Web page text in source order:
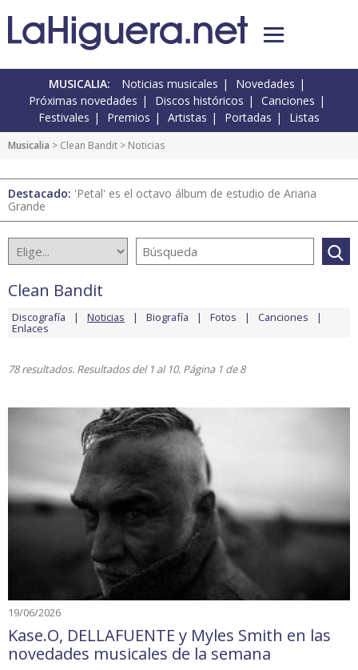
MUSICALIA: Noticias musicales
Novedades
Próximas novedades
Discos históricos
Canciones
Festivales
Premios Artistas Portadas Listas
Musicalia > Clean Bandit > Noticias
Destacado: 'Petal' es el octavo álbum de estudio de Ariana
Grande
Clean Bandit
Discografía Noticias Biografía Fotos Canciones
Enlaces
78 resultados. Resultados del 1 al 10. Página 1 de 8
19/06/2026
Kase.O, DELLAFUENTE y Myles Smith en las
novedades musicales de la semana